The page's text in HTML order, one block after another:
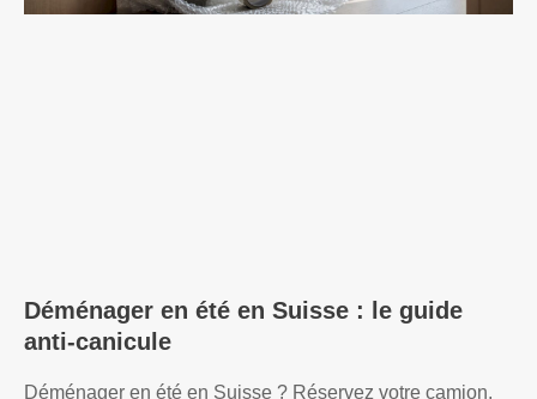
Déménager en été en Suisse : le guide
anti-canicule
Déménager en été en Suisse ? Réservez votre camion,